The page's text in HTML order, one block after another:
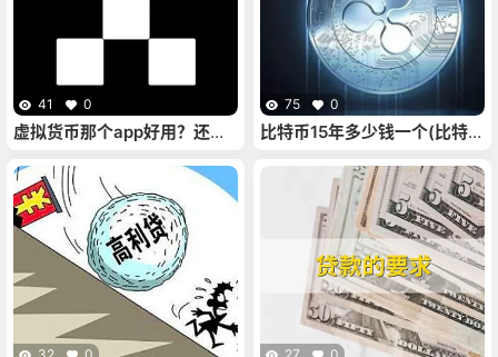
41 0
虚拟货币那个app好用？还能
75 0
比特币15年多少钱一个(比特币